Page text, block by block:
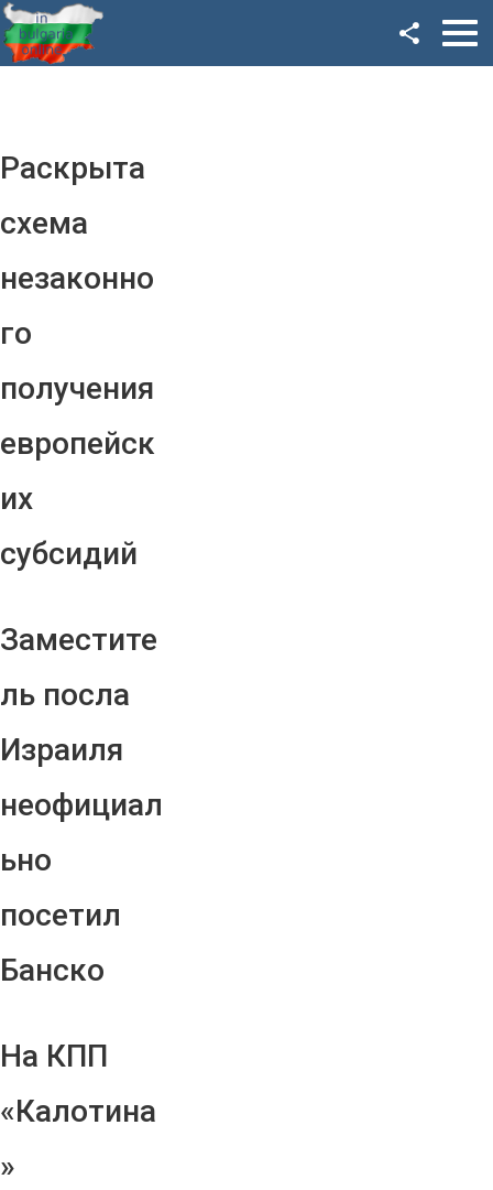
Раскрыта
схема
незаконно
го
получения
европейск
их
субсидий
Заместите
ль посла
Израиля
неофициал
ьно
посетил
Банско
На КПП
«Калотина
»